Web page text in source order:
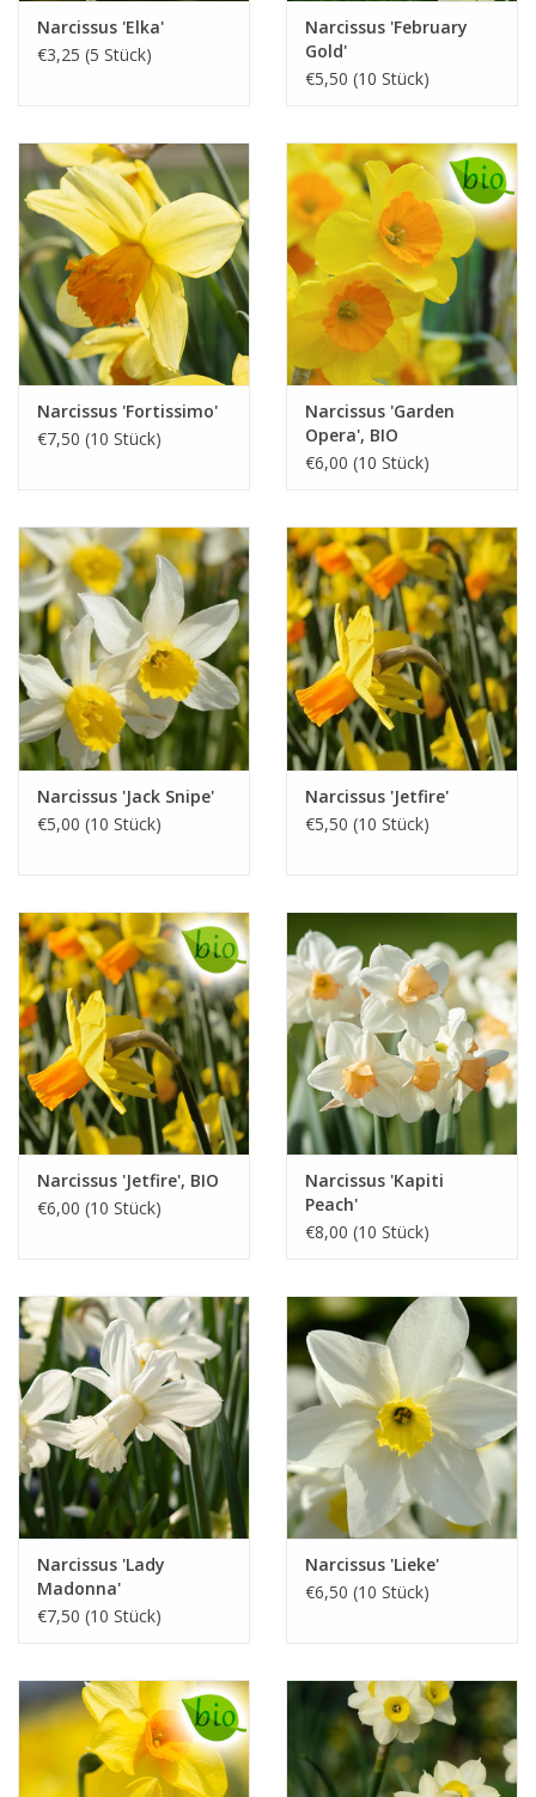
Narcissus 'Elka'
€3,25 (5 Stück)
Narcissus 'February
Gold'
€5,50 (10 Stück)
Narcissus 'Fortissimo'
€7,50 (10 Stück)
Narcissus 'Garden
Opera', BIO
€6,00 (10 Stück)
Narcissus 'Jack Snipe'
€5,00 (10 Stück)
Narcissus 'Jetfire'
€5,50 (10 Stück)
Narcissus 'Jetfire', BIO
€6,00 (10 Stück)
Narcissus 'Kapiti
Peach'
€8,00 (10 Stück)
Narcissus 'Lady
Madonna'
€7,50 (10 Stück)
Narcissus 'Lieke'
€6,50 (10 Stück)